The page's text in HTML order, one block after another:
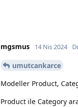
mgsmus 14 Nis 2024
umutcankarce
Modeller Product,
Product ile Category